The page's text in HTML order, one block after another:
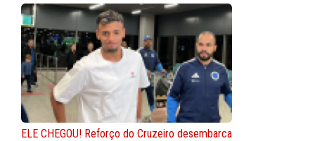
ELE CHEGOU! Reforço do Cruzeiro desembarca